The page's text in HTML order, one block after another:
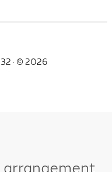
· © 2026